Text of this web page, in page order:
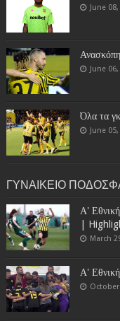
June
June
Όλα τα
June
ΓΥΝΑΙΚΕΙΟ
Α'
|
March
Α'